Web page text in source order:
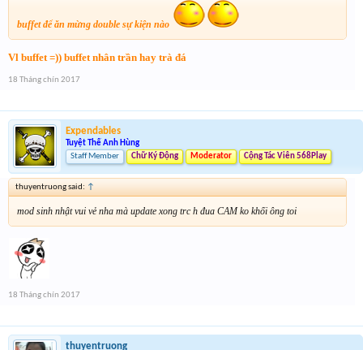
buffet để ăn mừng double sự kiện nào
Vl buffet =)) buffet nhân trần hay trà đá
18 Tháng chín 2017
Expendables
Tuyệt Thế Anh Hùng
Staff Member
Chữ Ký Động Moderator Cộng Tác Viên 568Play
thuyentruong said: ↑
mod sinh nhật vui vẻ nha mà update xong trc h đua CAM ko khối ông toi
18 Tháng chín 2017
thuyentruong